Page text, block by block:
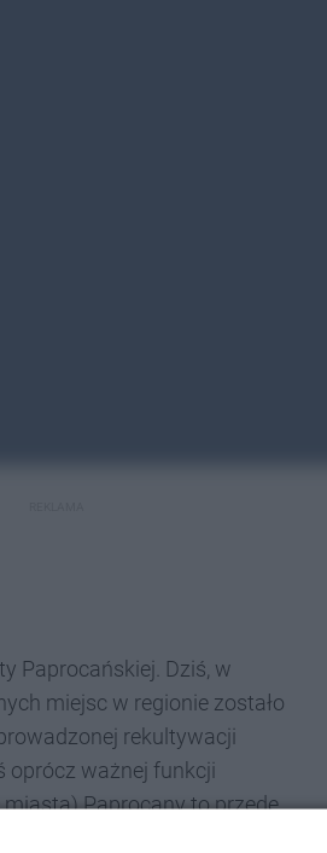
Paprocańskiej. Dziś, w
miejsc w regionie zostało
rekultywacji
oprócz ważnej funkcji
Paprocany to przede